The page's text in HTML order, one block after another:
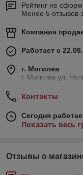
Рейтинг не
Менее 5 отзывов
Компания
Работает с
г. Могилев
г. Могилёв ул.
Контакты
Сегодня
Показать весь
Отзывы о